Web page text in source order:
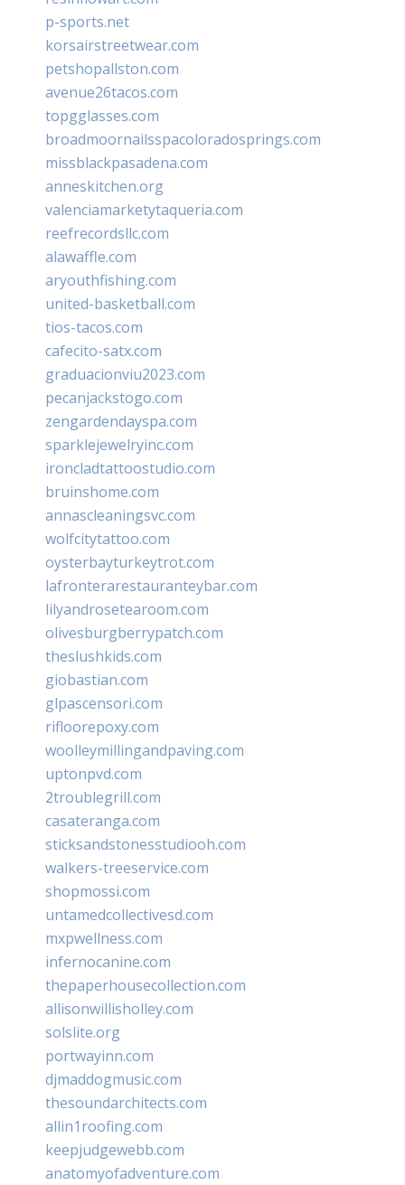
p-sports.net
korsairstreetwear.com
petshopallston.com
avenue26tacos.com
topgglasses.com
broadmoornailsspacoloradosprings.com
missblackpasadena.com
anneskitchen.org
valenciamarketytaqueria.com
reefrecordsllc.com
alawaffle.com
aryouthfishing.com
united-basketball.com
tios-tacos.com
cafecito-satx.com
graduacionviu2023.com
pecanjackstogo.com
zengardendayspa.com
sparklejewelryinc.com
ironcladtattoostudio.com
bruinshome.com
annascleaningsvc.com
wolfcitytattoo.com
oysterbayturkeytrot.com
lafronterarestauranteybar.com
lilyandrosetearoom.com
olivesburgberrypatch.com
theslushkids.com
giobastian.com
glpascensori.com
rifloorepoxy.com
woolleymillingandpaving.com
uptonpvd.com
2troublegrill.com
casateranga.com
sticksandstonesstudiooh.com
walkers-treeservice.com
shopmossi.com
untamedcollectivesd.com
mxpwellness.com
infernocanine.com
thepaperhousecollection.com
allisonwillisholley.com
solslite.org
portwayinn.com
djmaddogmusic.com
thesoundarchitects.com
allin1roofing.com
keepjudgewebb.com
anatomyofadventure.com